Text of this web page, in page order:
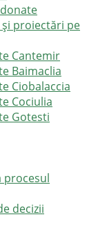
proiectări pe
Cantemir
Baimaclia
Ciobalaccia
Cociulia
Gotesti
procesul
decizii